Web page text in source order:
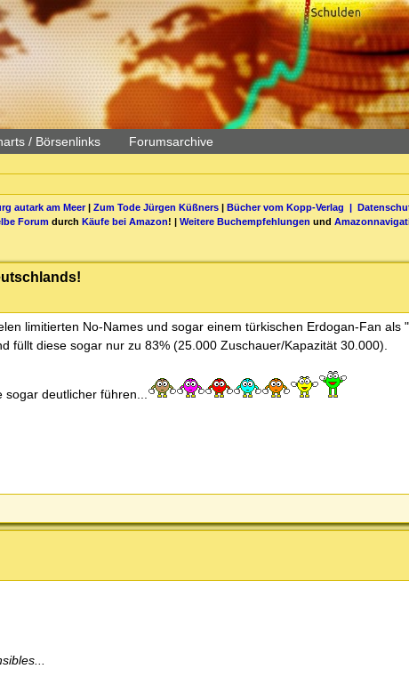
/ Börsenlinks Forumsarchive
autark am Meer| Zum Tode Jürgen Küßners| Bücher vom Kopp-Verlag |
Forum durch Käufe bei Amazon! | Weitere Buchempfehlungen und
limitierten No-Names und sogar einem türkischen Erdogan-Fan als
füllt diese sogar nur zu 83% (25.000 Zuschauer/Kapazität 30.000).
sogar deutlicher führen...